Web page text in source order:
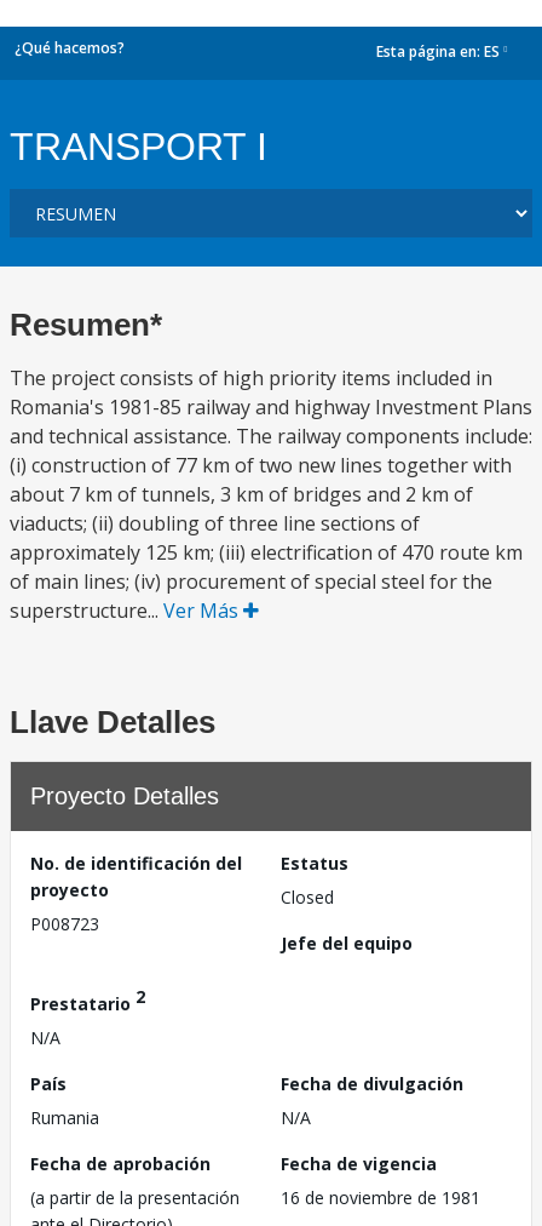
¿Qué hacemos? Esta página en: ES
TRANSPORT I
Resumen*
The project consists of high priority items included in
Romania's 1981-85 railway and highway Investment Plans
and technical assistance. The railway components include:
(i) construction of 77 km of two new lines together with
about 7 km of tunnels, 3 km of bridges and 2 km of
viaducts; (ii) doubling of three line sections of
approximately 125 km; (iii) electrification of 470 route km
of main lines; (iv) procurement of special steel for the
superstructure... Ver Más
Llave Detalles
Proyecto Detalles
No. de identificación del
proyecto
P008723
Estatus
Closed
Jefe del equipo
Prestatario 2
N/A
País
Rumania
Fecha de divulgación
N/A
Fecha de aprobación
(a partir de la presentación
Fecha de vigencia
16 de noviembre de 1981